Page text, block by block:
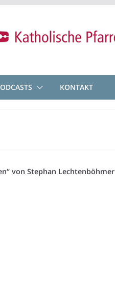
KONTAKT
von Stephan Lechtenböhmer